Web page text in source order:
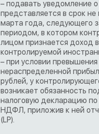
– подавать уведомление
представляется в срок
марта года, следующего
периодом, в котором
лицом признается доход
контролируемой
– при условии превышения
нераспределенной
рублей, у
возникает обязанность
налоговую декларацию
НДФЛ, приложив к ней
(LP).